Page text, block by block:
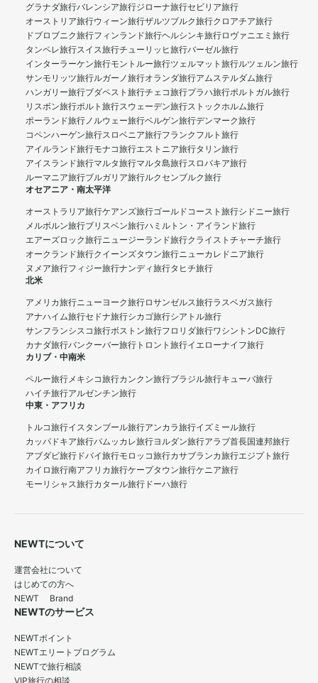
グラナダ旅行バレンシア旅行ジローナ旅行セビリア旅行
オーストリア旅行ウィーン旅行ザルツブルク旅行クロアチア旅行
ドブロブニク旅行フィンランド旅行ヘルシンキ旅行ロヴァニエミ旅行
タンペレ旅行スイス旅行チューリッヒ旅行バーゼル旅行
インターラーケン旅行モントルー旅行ツェルマット旅行ルツェルン旅行
サンモリッツ旅行ルガーノ旅行オランダ旅行アムステルダム旅行
ハンガリー旅行ブダペスト旅行チェコ旅行プラハ旅行ポルトガル旅行
リスボン旅行ポルト旅行スウェーデン旅行ストックホルム旅行
ポーランド旅行ノルウェー旅行ベルゲン旅行デンマーク旅行
コペンハーゲン旅行スロベニア旅行フランクフルト旅行
アイルランド旅行モナコ旅行エストニア旅行タリン旅行
アイスランド旅行マルタ旅行マルタ島旅行スロバキア旅行
ルーマニア旅行ブルガリア旅行ルクセンブルク旅行
オセアニア・南太平洋
オーストラリア旅行ケアンズ旅行ゴールドコースト旅行シドニー旅行
メルボルン旅行ブリスベン旅行ハミルトン・アイランド旅行
エアーズロック旅行ニュージーランド旅行クライストチャーチ旅行
オークランド旅行クイーンズタウン旅行ニューカレドニア旅行
ヌメア旅行フィジー旅行ナンディ旅行タヒチ旅行
北米
アメリカ旅行ニューヨーク旅行ロサンゼルス旅行ラスベガス旅行
アナハイム旅行セドナ旅行シカゴ旅行シアトル旅行
サンフランシスコ旅行ボストン旅行フロリダ旅行ワシントンDC旅行
カナダ旅行バンクーバー旅行 トロント旅行イエローナイフ旅行
カリブ・中南米
ペルー旅行メキシコ旅行カンクン旅行ブラジル旅行キューバ旅行
ハイチ旅行アルゼンチン旅行
中東・アフリカ
トルコ旅行イスタンブール旅行アンカラ旅行イズミール旅行
カッパドキア旅行パムッカレ旅行ヨルダン旅行アラブ首長国連邦旅行
アブダビ旅行 ドバイ旅行モロッコ旅行カサブランカ旅行エジプト旅行
カイロ旅行南アフリカ旅行ケープタウン旅行ケニア旅行
モーリシャス旅行カタール旅行 ドーハ旅行
NEWTについて
運営会社について
はじめての方へ
NEWT Brand
NEWTのサービス
NEWTポイント
NEWTエリートプログラム
NEWTで旅行相談
VIP旅行の相談